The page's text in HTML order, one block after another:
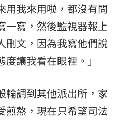
用我來用啦，都沒有問
一寫，然後監視器報上
刪文，因為我寫他們說
讓我看在眼裡。」
輪調到其他派出所，家
煎熬，現在只希望司法